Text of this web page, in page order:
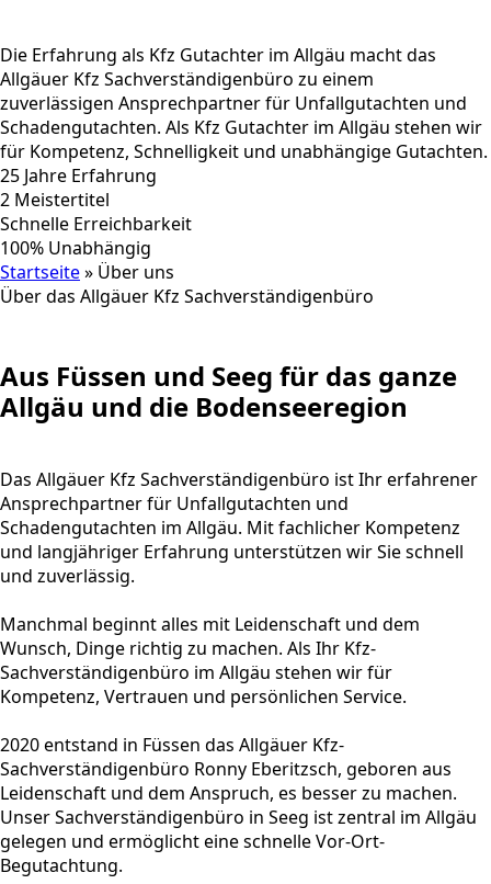
Die Erfahrung als Kfz Gutachter im Allgäu macht das
Allgäuer Kfz Sachverständigenbüro zu einem
zuverlässigen Ansprechpartner für Unfallgutachten und
Schadengutachten. Als Kfz Gutachter im Allgäu stehen wir
für Kompetenz, Schnelligkeit und unabhängige Gutachten.
25 Jahre Erfahrung
2 Meistertitel
Schnelle Erreichbarkeit
100% Unabhängig
Startseite» Über uns
Über das Allgäuer Kfz Sachverständigenbüro
Aus Füssen und Seeg für das ganze
Allgäu und die Bodenseeregion
Das Allgäuer Kfz Sachverständigenbüro ist Ihr erfahrener
Ansprechpartner für Unfallgutachten und
Schadengutachten im Allgäu. Mit fachlicher Kompetenz
und langjähriger Erfahrung unterstützen wir Sie schnell
und zuverlässig.
Manchmal beginnt alles mit Leidenschaft und dem
Wunsch, Dinge richtig zu machen. Als Ihr Kfz-
Sachverständigenbüro im Allgäu stehen wir für
Kompetenz, Vertrauen und persönlichen Service.
2020 entstand in Füssen das Allgäuer Kfz-
Sachverständigenbüro Ronny Eberitzsch, geboren aus
Leidenschaft und dem Anspruch, es besser zu machen.
Unser Sachverständigenbüro in Seeg ist zentral im Allgäu
gelegen und ermöglicht eine schnelle Vor-Ort-
Begutachtung.